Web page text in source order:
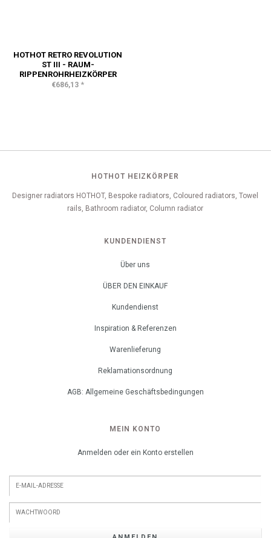
HOTHOT RETRO REVOLUTION
ST III - RAUM-
RIPPENROHRHEIZKÖRPER
€686,13 *
HOTHOT HEIZKÖRPER
Designer radiators HOTHOT, Bespoke radiators, Coloured radiators, Towel
rails, Bathroom radiator, Column radiator
KUNDENDIENST
Über uns
ÜBER DEN EINKAUF
Kundendienst
Inspiration & Referenzen
Warenlieferung
Reklamationsordnung
AGB: Allgemeine Geschäftsbedingungen
MEIN KONTO
Anmelden oder ein Konto erstellen